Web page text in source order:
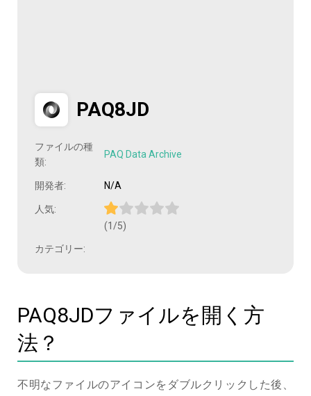
PAQ8JD
ファイルの種
類:
PAQ Data Archive
開発者: N/A
人気:
(1/5)
カテゴリー:
PAQ8JDファイルを開く方
法？
不明なファイルのアイコンをダブルクリックした後、